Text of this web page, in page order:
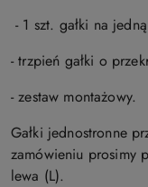
- 1 szt. gałki na
- trzpień gałki o
- zestaw montażowy.
Gałki jednostronne
zamówieniu prosimy
lewa (L).